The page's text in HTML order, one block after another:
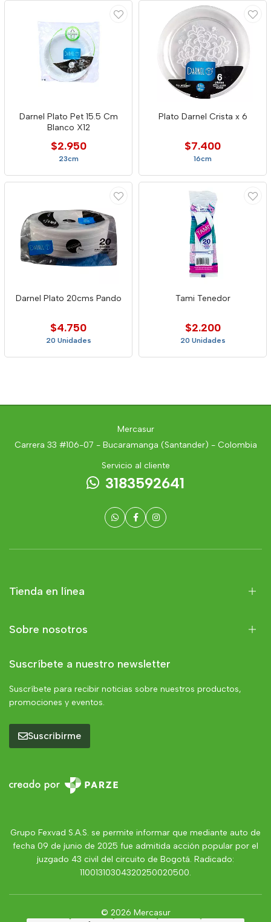
Darnel Plato Pet 15.5 Cm
Blanco X12
$2.950
23cm
Plato Darnel Crista x 6
$7.400
16cm
Darnel Plato 20cms Pando
$4.750
20 Unidades
Tami Tenedor
$2.200
20 Unidades
Mercasur
Carrera 33 #106-07 - Bucaramanga (Santander) - Colombia
Servicio al cliente
3183592641
Tienda en línea
Sobre nosotros
Suscríbete a nuestro newsletter
Suscríbete para recibir noticias sobre nuestros productos,
promociones y eventos.
Suscribirme
Grupo Fexvad S.A.S. se permite informar que mediante auto de
fecha 09 de junio de 2025 fue admitida acción popular por el
juzgado 43 civil del circuito de Bogotá. Radicado:
11001310304320250020500.
© 2026 Mercasur